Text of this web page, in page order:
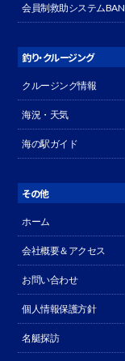
会員制救助システムBAN
釣り・クルージング
クルージング情報
海況・天気
海の駅ガイド
その他
ホーム
会社概要＆アクセス
お問い合わせ
個人情報保護方針
名艇探訪